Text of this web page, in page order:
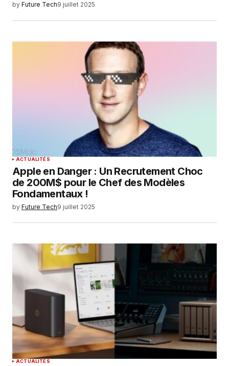
by Future Tech9 juillet 2025
ACTUALITÉS
Apple en Danger : Un Recrutement Choc
de 200M$ pour le Chef des Modèles
Fondamentaux !
by Future Tech9 juillet 2025
ACTUALITÉS